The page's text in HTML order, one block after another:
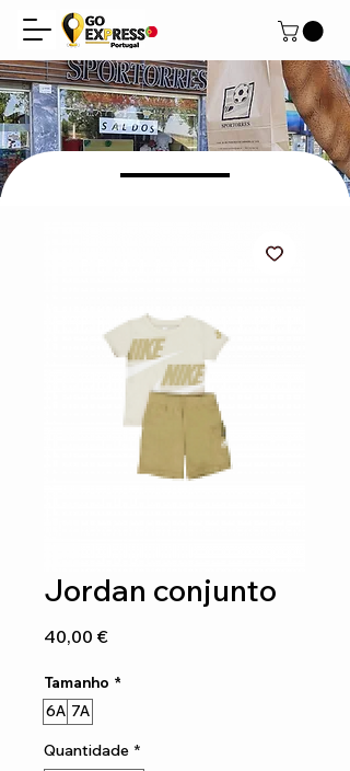
Jordan conjunto
40,00 €Preço
Tamanho *
6A 7A
Quantidade *